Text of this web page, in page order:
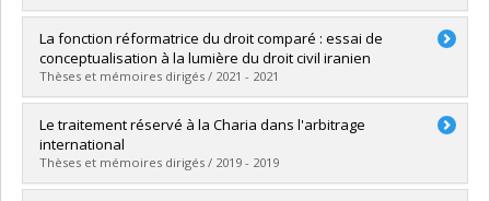
Graduate :Sangare, Salif
Cycle :Master's
Grade :LL. M.
Lien vers le document dans Papyrus
La fonction réformatrice du droit comparé : essai de
conceptualisation à la lumière du droit civil iranien
Thèses et mémoires dirigés / 2021 - 2021
Graduate :Borjian, Ali
Cycle :Doctoral
Grade :LL. D.
Lien vers le document dans Papyrus
Le traitement réservé à la Charia dans l'arbitrage
international
Thèses et mémoires dirigés / 2019 - 2019